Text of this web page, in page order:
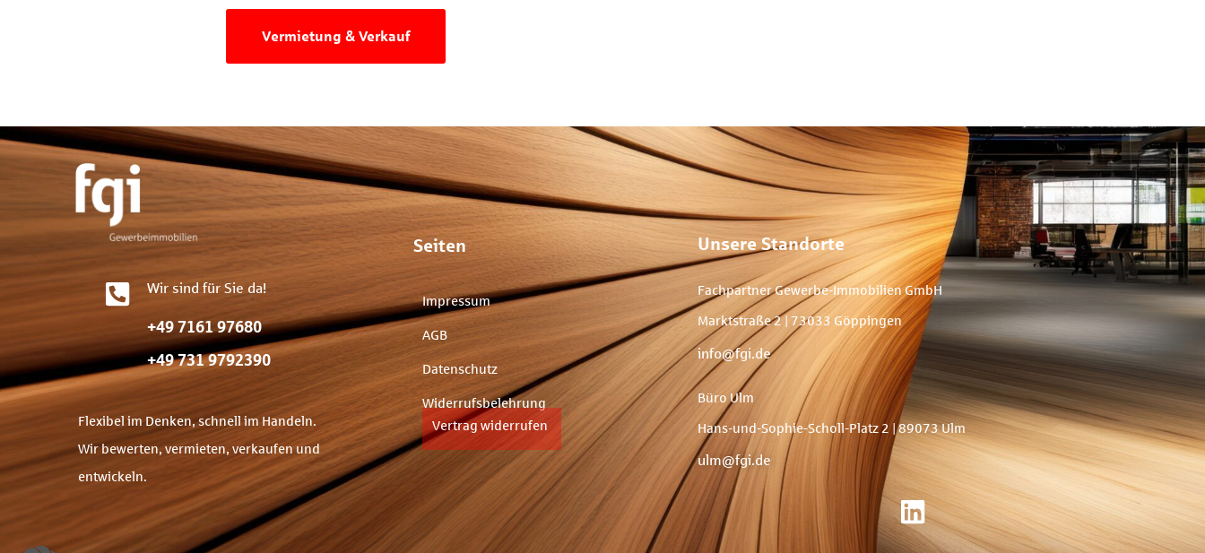
Vermietung & Verkauf
Wir sind für Sie da!
+49 7161 97680
+49 731 9792390
Flexibel im Denken, schnell im Handeln.
Wir bewerten, vermieten, verkaufen und
entwickeln.
Seiten
Impressum
AGB
Datenschutz
Widerrufsbelehrung
Vertrag widerrufen
Unsere Standorte
Fachpartner Gewerbe-Immobilien GmbH
Marktstraße 2 | 73033 Göppingen
info@fgi.de
Büro Ulm
Hans-und-Sophie-Scholl-Platz 2| 89073 Ulm
ulm@fgi.de